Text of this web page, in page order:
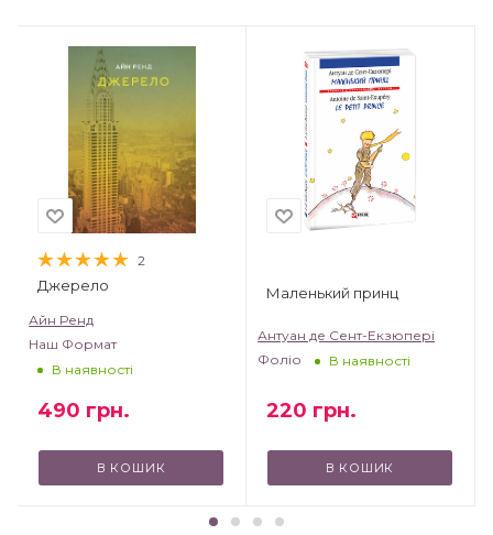
2
Джерело
Айн Ренд
Наш Формат
В наявності
490 грн.
В КОШИК
Маленький принц
Антуан де Сент-Екзюпері
Фоліо
В наявності
220 грн.
В КОШИК